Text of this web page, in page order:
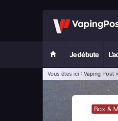
Je débute
Vous êtes ici : Vaping Post »
Box &